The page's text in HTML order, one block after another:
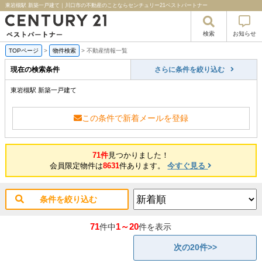
東岩槻駅 新築一戸建て｜川口市の不動産のことならセンチュリー21ベストパートナー
検索 お知らせ
TOPページ > 物件検索 > 不動産情報一覧
現在の検索条件 さらに条件を絞り込む
東岩槻駅 新築一戸建て
この条件で新着メールを登録
71件見つかりました！
会員限定物件は8631件あります。今すぐ見る
条件を絞り込む
71件中1～20件を表示
次の20件>>